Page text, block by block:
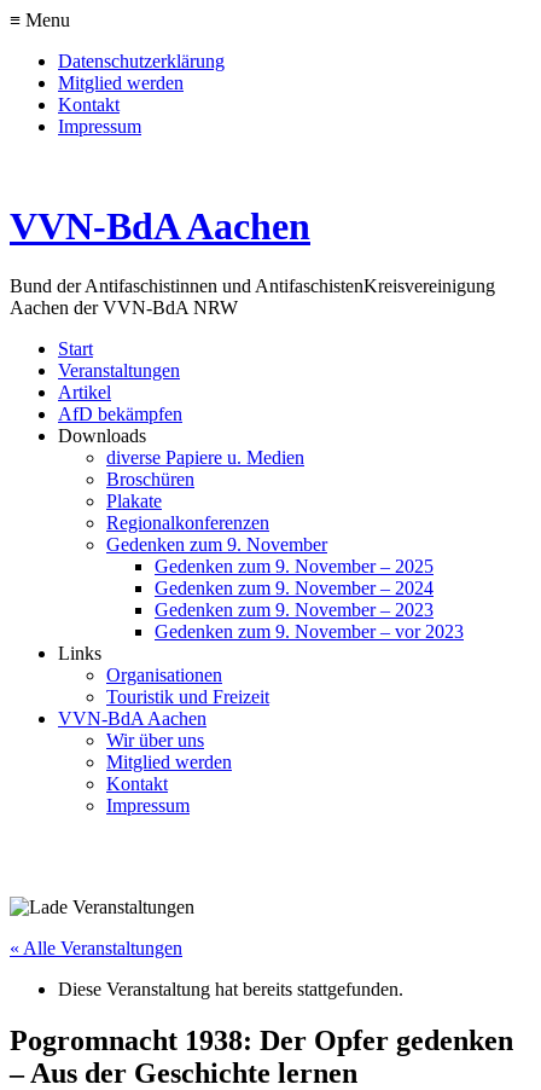
≡ Menu
Datenschutzerklärung
Mitglied werden
Kontakt
Impressum
VVN-BdA Aachen
Bund der Antifaschistinnen und AntifaschistenKreisvereinigung
Aachen der VVN-BdA NRW
Start
Veranstaltungen
Artikel
AfD bekämpfen
Downloads
diverse Papiere u. Medien
Broschüren
Plakate
Regionalkonferenzen
Gedenken zum 9. November
Gedenken zum 9. November – 2025
Gedenken zum 9. November – 2024
Gedenken zum 9. November – 2023
Gedenken zum 9. November – vor 2023
Links
Organisationen
Touristik und Freizeit
VVN-BdA Aachen
Wir über uns
Mitglied werden
Kontakt
Impressum
« Alle Veranstaltungen
Diese Veranstaltung hat bereits stattgefunden.
Pogromnacht 1938: Der Opfer gedenken
– Aus der Geschichte lernen